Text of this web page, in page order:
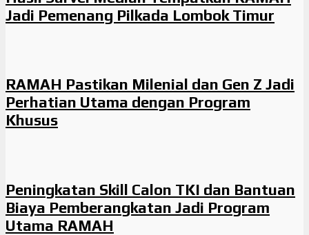
Jadi Pemenang Pilkada Lombok Timur
RAMAH Pastikan Milenial dan Gen Z Jadi
Perhatian Utama dengan Program
Khusus
Peningkatan Skill Calon TKI dan Bantuan
Biaya Pemberangkatan Jadi Program
Utama RAMAH